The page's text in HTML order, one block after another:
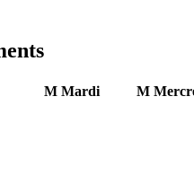
M Mardi M